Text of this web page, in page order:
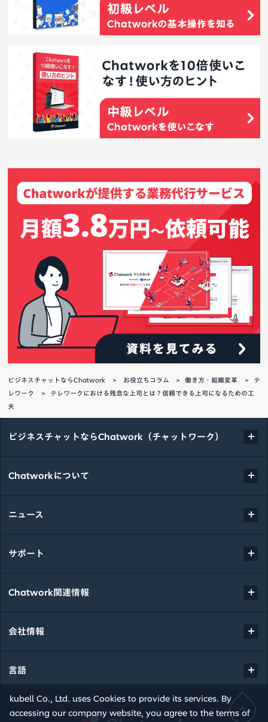
kubell Co., Ltd. uses Cookies to provide its services. By
accessing our company website, you agree to the terms of
ビジネスチャットならChatwork お役立ちコラム 働き方・組織変革
テ
レワーク
テレワークにおける残念な上司とは？信頼できる上司になるための工
夫
ビジネスチャットならChatwork（チャットワーク）
Chatworkについて
ニュース
サポート
Chatwork関連情報
会社情報
言語